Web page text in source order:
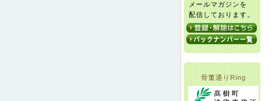
メールマガジンを
配信しております。
骨董通りRing